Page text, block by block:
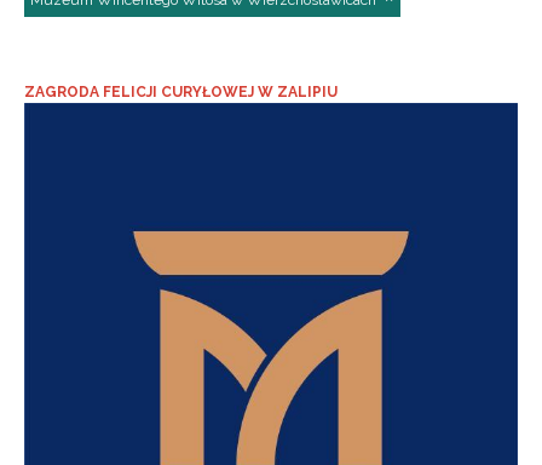
ZAGRODA FELICJI CURYŁOWEJ W ZALIPIU